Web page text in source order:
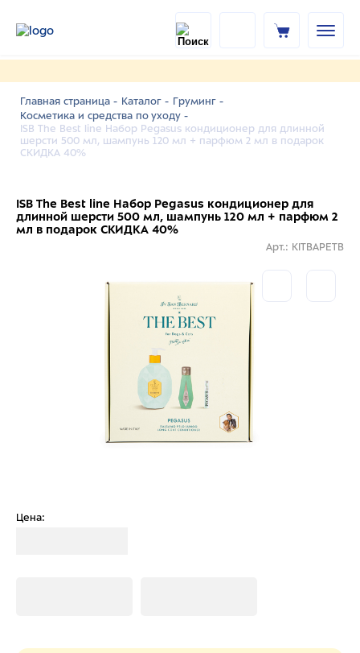
Главная страница - Каталог - Груминг -
Косметика и средства по уходу -
ISB The Best line Набор Pegasus кондиционер для длинной
шерсти 500 мл, шампунь 120 мл + парфюм 2 мл в подарок
СКИДКА 40%
ISB The Best line Набор Pegasus кондиционер для
длинной шерсти 500 мл, шампунь 120 мл + парфюм 2
мл в подарок СКИДКА 40%
Арт.: KITBAPETB
Цена: